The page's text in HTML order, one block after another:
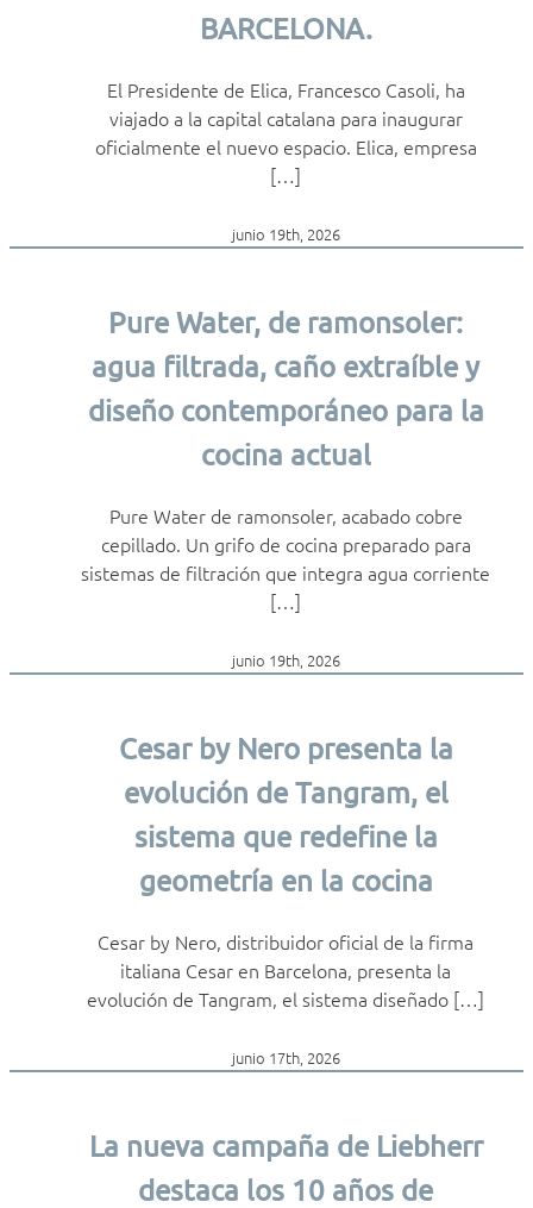
BARCELONA.
El Presidente de Elica, Francesco Casoli, ha
viajado a la capital catalana para inaugurar
oficialmente el nuevo espacio. Elica, empresa
[…]
junio 19th, 2026
Pure Water, de ramonsoler:
agua filtrada, caño extraíble y
diseño contemporáneo para la
cocina actual
Pure Water de ramonsoler, acabado cobre
cepillado. Un grifo de cocina preparado para
sistemas de filtración que integra agua corriente
[…]
junio 19th, 2026
Cesar by Nero presenta la
evolución de Tangram, el
sistema que redefine la
geometría en la cocina
Cesar by Nero, distribuidor oficial de la firma
italiana Cesar en Barcelona, presenta la
evolución de Tangram, el sistema diseñado […]
junio 17th, 2026
La nueva campaña de Liebherr
destaca los 10 años de